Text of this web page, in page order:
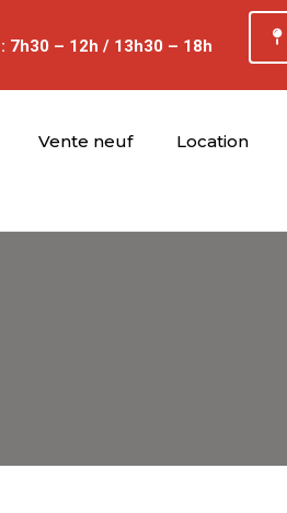
7h30 – 12h / 13h30 – 18h
Vente neuf Location